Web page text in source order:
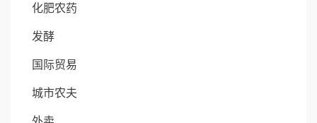
化肥农药
发酵
国际贸易
城市农夫